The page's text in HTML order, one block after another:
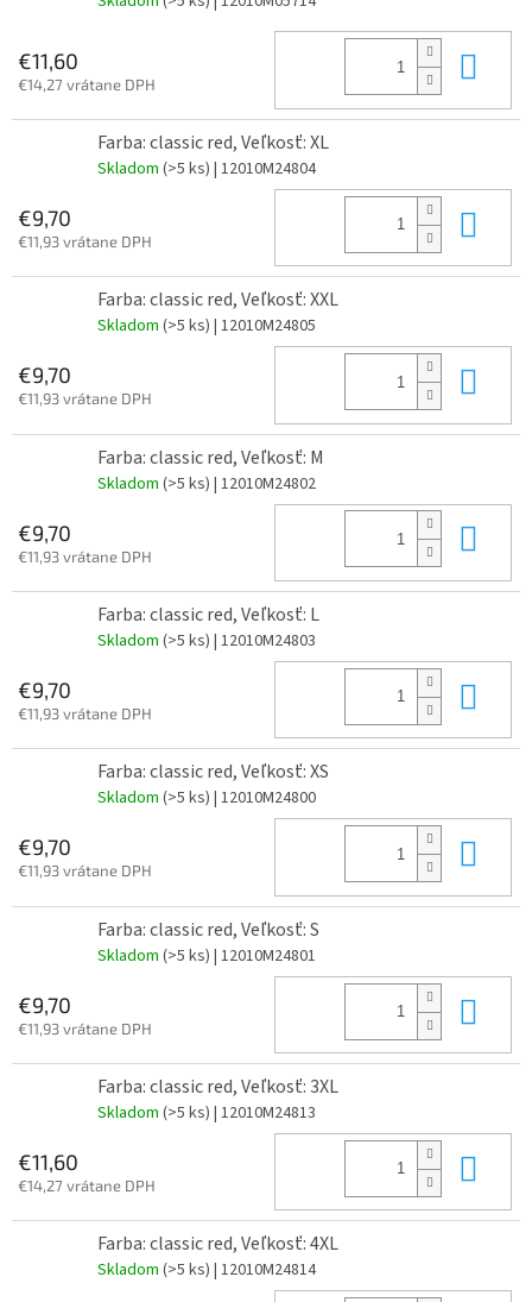
€11,60
€14,27 vrátane DPH
Farba: classic red, Veľkosť: XL
Skladom (>5 ks) | 12010M24804
€9,70
€11,93 vrátane DPH
Farba: classic red, Veľkosť: XXL
Skladom (>5 ks) | 12010M24805
€9,70
€11,93 vrátane DPH
Farba: classic red, Veľkosť: M
Skladom (>5 ks) | 12010M24802
€9,70
€11,93 vrátane DPH
Farba: classic red, Veľkosť: L
Skladom (>5 ks) | 12010M24803
€9,70
€11,93 vrátane DPH
Farba: classic red, Veľkosť: XS
Skladom (>5 ks) | 12010M24800
€9,70
€11,93 vrátane DPH
Farba: classic red, Veľkosť: S
Skladom (>5 ks) | 12010M24801
€9,70
€11,93 vrátane DPH
Farba: classic red, Veľkosť: 3XL
Skladom (>5 ks) | 12010M24813
€11,60
€14,27 vrátane DPH
Farba: classic red, Veľkosť: 4XL
Skladom (>5 ks) | 12010M24814